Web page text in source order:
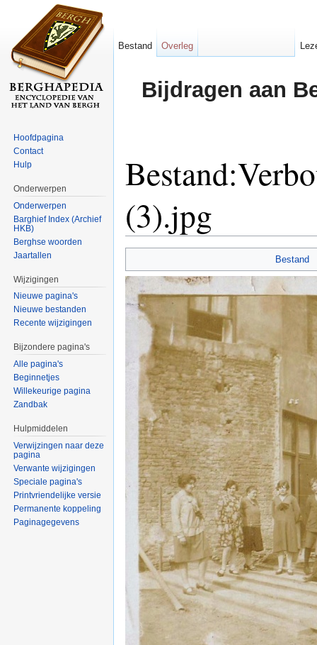
Bijdragen aan
(3).jpg
Bestand
Bestand Overleg
Hoofdpagina
Contact
Hulp
Onderwerpen
Onderwerpen
Barghief Index (Archief
HKB)
Berghse woorden
Jaartallen
Wijzigingen
Nieuwe pagina's
Nieuwe bestanden
Recente wijzigingen
Bijzondere pagina's
Alle pagina's
Beginnetjes
Willekeurige pagina
Zandbak
Hulpmiddelen
Verwijzingen naar deze
pagina
Verwante wijzigingen
Speciale pagina's
Printvriendelijke versie
Permanente koppeling
Paginagegevens